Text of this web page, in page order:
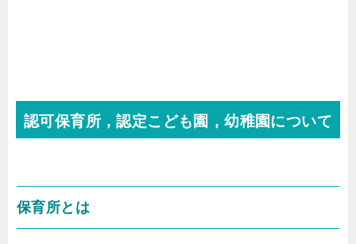
認可保育所，認定こども園，幼稚園について
保育所とは